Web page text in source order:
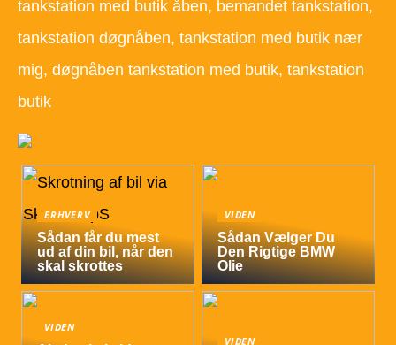
tankstation med butik åben, bemandet tankstation,
tankstation døgnåben, tankstation med butik nær
mig, døgnåben tankstation med butik, tankstation
butik
ERHVERV
Sådan får du mest
ud af din bil, når den
skal skrottes
VIDEN
Sådan Vælger Du
Den Rigtige BMW
Olie
VIDEN
VIDEN